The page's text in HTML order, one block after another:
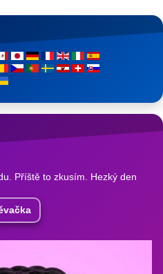
Příště to zkusím. Hezký den